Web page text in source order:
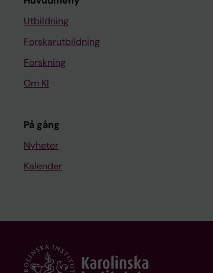
Utbildning
Forskarutbildning
Forskning
Om KI
På gång
Nyheter
Kalender